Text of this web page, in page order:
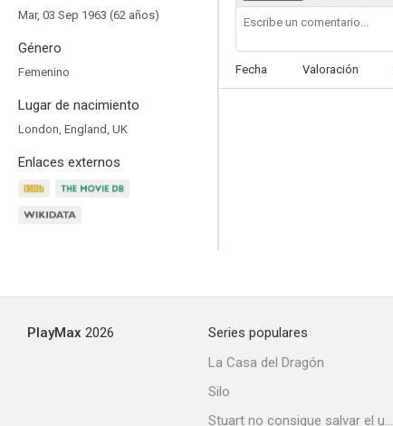
Mar, 03 Sep 1963 (62 años)
Género
Femenino
Lugar de nacimiento
London, England, UK
Enlaces externos
Fecha Valoración
PlayMax 2026
Series populares
La Casa del Dragón
Silo
Stuart no consigue salvar el universo